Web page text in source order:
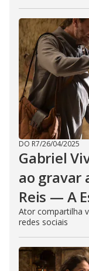
DO R7/26/04/2025
Gabriel
ao gravar
Reis — A
Ator compartilha
redes sociais